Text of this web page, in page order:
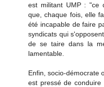
est militant UMP : "ce
que, chaque fois, elle
été incapable de faire
syndicats qui
de se taire dans la
lamentable.
Enfin, socio-démocrate
est pressé de